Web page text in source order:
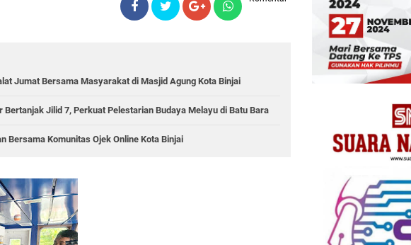
Jumat Bersama Masyarakat di Masjid Agung Kota Binjai
Bertanjak Jilid 7, Perkuat Pelestarian Budaya Melayu di Batu Bara
Bersama Komunitas Ojek Online Kota Binjai